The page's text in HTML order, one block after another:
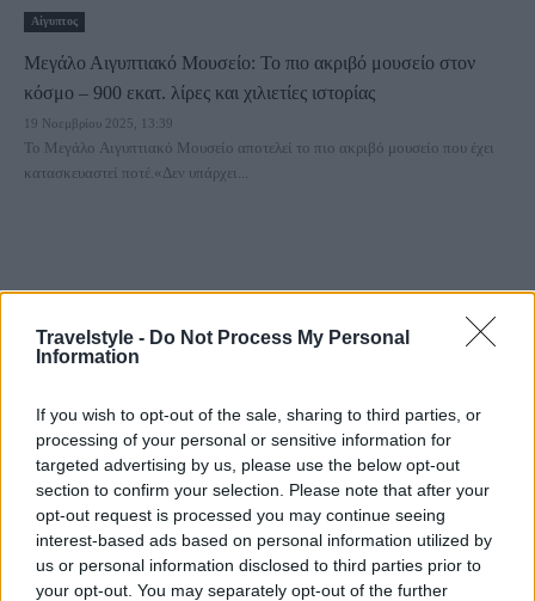
Travelstyle - Do Not Process My Personal
Information
If you wish to opt-out of the sale, sharing to third parties, or
processing of your personal or sensitive information for
targeted advertising by us, please use the below opt-out
section to confirm your selection. Please note that after your
opt-out request is processed you may continue seeing
interest-based ads based on personal information utilized by
us or personal information disclosed to third parties prior to
your opt-out. You may separately opt-out of the further
Αίγυπτος
Μεγάλο Αιγυπτιακό Μουσείο: Το πιο ακριβό μουσείο στον
κόσμο – 900 εκατ. λίρες και χιλιετίες ιστορίας
19 Νοεμβρίου 2025, 13:39
Το Μεγάλο Αιγυπτιακό Μουσείο αποτελεί το πιο ακριβό μουσείο που έχει
κατασκευαστεί ποτέ.«Δεν υπάρχει...
Αίγυπτος
Νέα εντυπωσιακή ανακάλυψη στην Αίγυπτο: Ενδείξεις για
«μυστική είσοδο» σε Πυραμίδα της Γκίζας
12 Νοεμβρίου 2025, 14:46
Τελικά, η Αίγυπτος δεν παύει ποτέ να εκπλήσσει την αρχαιολογική
κοινότητα. Νέα ευρήματα που...